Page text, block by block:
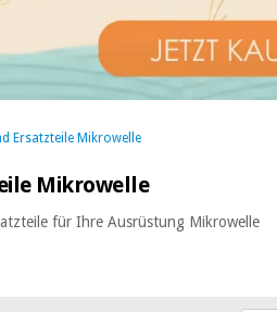
Ersatzteile Mikrowelle
Mikrowelle
für Ihre Ausrüstung Mikrowelle